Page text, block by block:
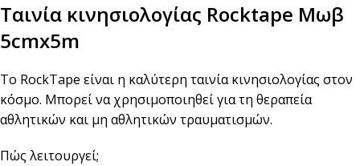
Ταινία κινησιολογίας Rocktape Mωβ
5cmx5m
Το RockTape είναι η καλύτερη ταινία κινησιολογίας στον
κόσμο. Μπορεί να χρησιμοποιηθεί για τη θεραπεία
αθλητικών και μη αθλητικών τραυματισμών.
Πώς λειτουργεί;